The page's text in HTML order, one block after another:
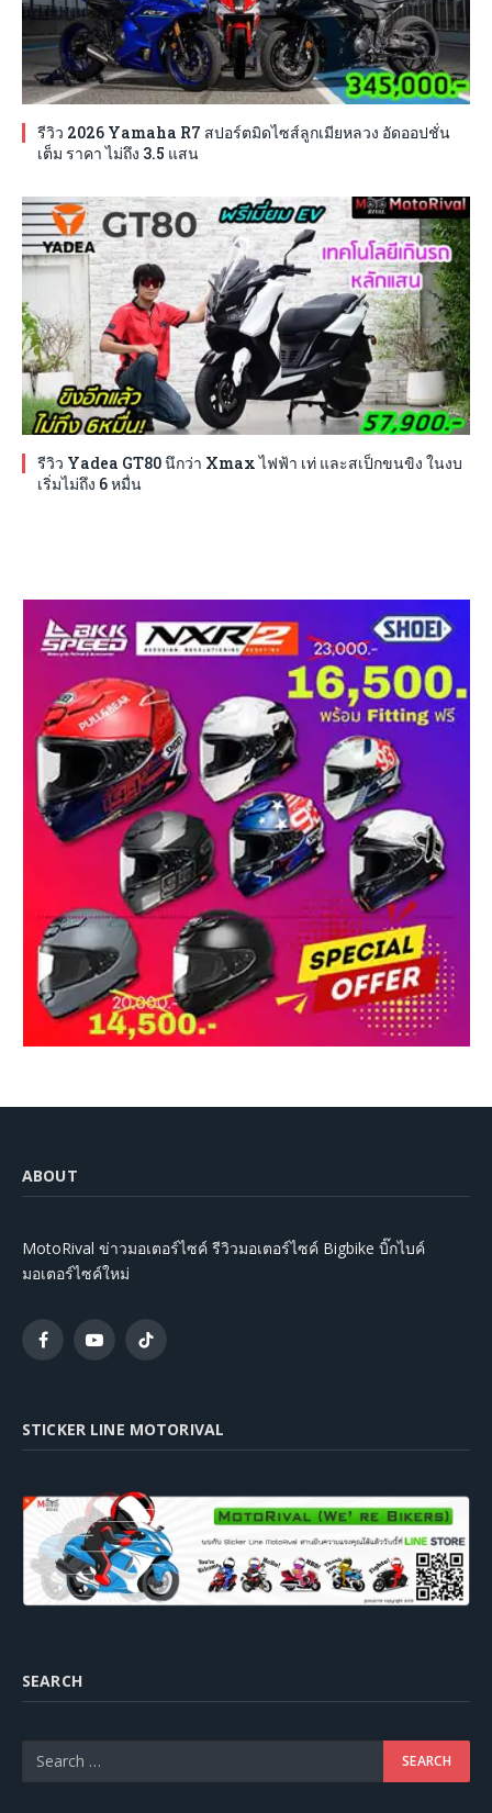
รีวิว 2026 Yamaha R7 สปอร์ตมิดไซส์ลูกเมียหลวง อัดออปชั่น
เต็ม ราคา ไม่ถึง 3.5 แสน
รีวิว Yadea GT80 นึกว่า Xmax ไฟฟ้า เท่ และสเป็กขนขิง ในงบ
เริ่มไม่ถึง 6 หมื่น
ABOUT
MotoRival ข่าวมอเตอร์ไซค์ รีวิวมอเตอร์ไซค์ Bigbike บิ๊กไบค์
มอเตอร์ไซค์ใหม่
FacebookYouTubeTikTok
STICKER LINE MOTORIVAL
SEARCH